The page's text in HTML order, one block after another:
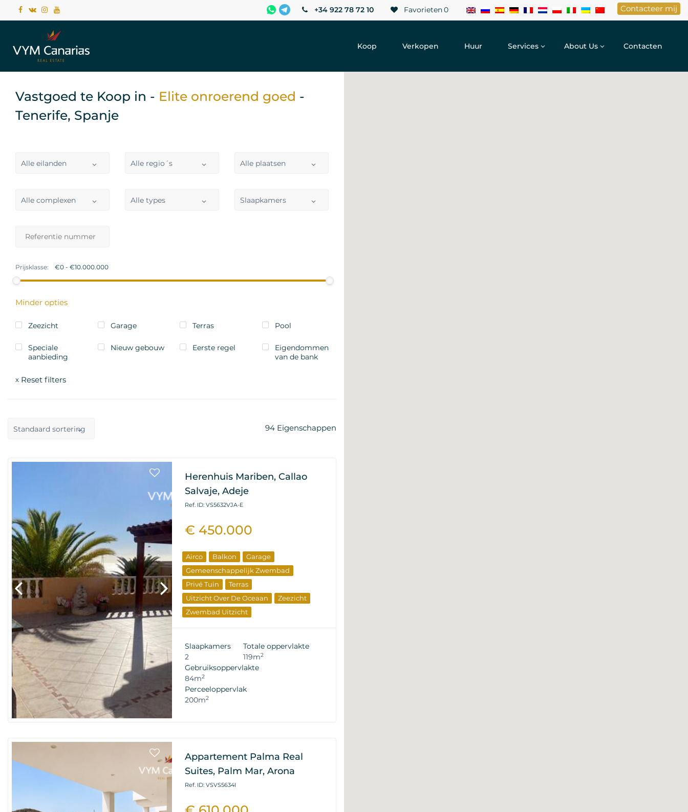
Contacteer mij
Favorieten0
+34 922 78 72 10
Koop Verkopen Huur Services About Us Contacten
Vastgoed te Koop in - Elite onroerend goed -
Tenerife, Spanje
Alle eilanden Alle regio´s Alle plaatsen
Alle complexen Alle types Slaapkamers
Prijsklasse:
Minder opties
Zeezicht Garage Terras Pool
Speciale
aanbieding
Nieuw gebouw Eerste regel
Eigendommen
van de bank
x Reset filters
Standaard sortering 94 Eigenschappen
Herenhuis Mariben, Callao
Salvaje, Adeje
Ref. ID: VS5632VJA-E
€ 450.000
Airco Balkon
Garage
Gemeenschappelijk Zwembad
Privé Tuin
Terras
Uitzicht Over De Oceaan
Zeezicht
Zwembad Uitzicht
Wederverkoop Eigenschappen
Slaapkamers
2
Totale oppervlakte
119m2
Gebruiksoppervlakte
84m2
Perceeloppervlak
200m2
Appartement Palma Real
Suites, Palm Mar, Arona
Ref. ID: VSVS5634I